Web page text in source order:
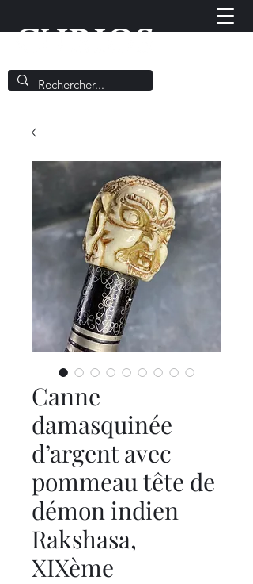
Canne
damasquinée
d’argent avec
pommeau tête de
démon indien
Rakshasa,
XIXème